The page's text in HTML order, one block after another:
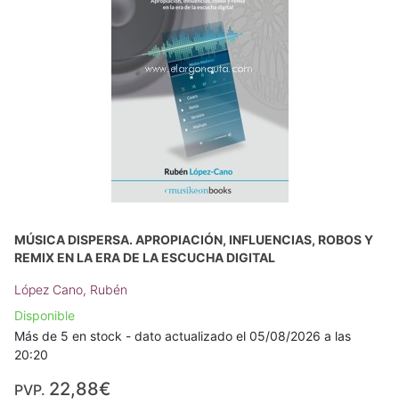
MÚSICA DISPERSA. APROPIACIÓN, INFLUENCIAS, ROBOS Y
REMIX EN LA ERA DE LA ESCUCHA DIGITAL
López Cano, Rubén
Disponible
Más de 5 en stock - dato actualizado el 05/08/2026 a las
20:20
PVP. 22,88€